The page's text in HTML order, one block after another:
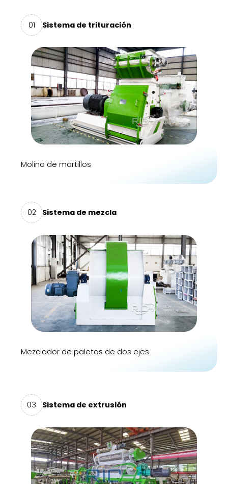
01 Sistema de trituración
Molino de martillos
02 Sistema de mezcla
Mezclador de paletas de dos ejes
03 Sistema de extrusión